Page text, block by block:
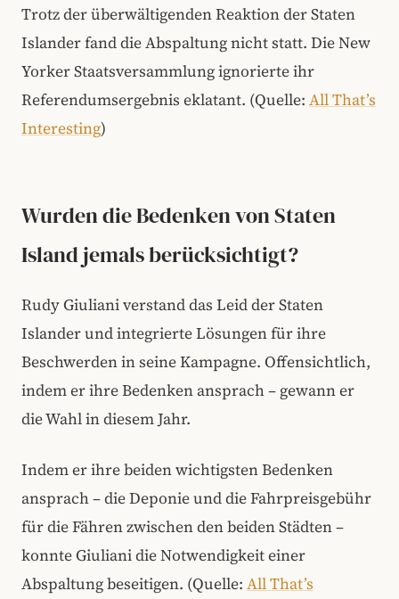
Trotz der überwältigenden Reaktion der Staten
Islander fand die Abspaltung nicht statt. Die New
Yorker Staatsversammlung ignorierte ihr
Referendumsergebnis eklatant. (Quelle: All That’s
Interesting)
Wurden die Bedenken von Staten
Island jemals berücksichtigt?
Rudy Giuliani verstand das Leid der Staten
Islander und integrierte Lösungen für ihre
Beschwerden in seine Kampagne. Offensichtlich,
indem er ihre Bedenken ansprach – gewann er
die Wahl in diesem Jahr.
Indem er ihre beiden wichtigsten Bedenken
ansprach – die Deponie und die Fahrpreisgebühr
für die Fähren zwischen den beiden Städten –
konnte Giuliani die Notwendigkeit einer
Abspaltung beseitigen. (Quelle: All That’s